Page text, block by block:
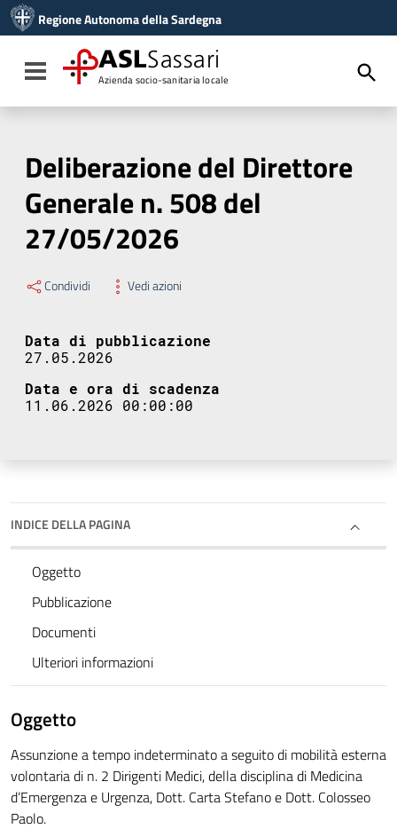
Vai al menu di navigazione
Vai al footer
Regione Autonoma della Sardegna
Toggle navigation
ASLSassari
Azienda socio-sanitaria locale
Deliberazione del Direttore
Generale n. 508 del
27/05/2026
Condividi Vedi azioni
Data di pubblicazione
27.05.2026
Data e ora di scadenza
11.06.2026 00:00:00
INDICE DELLA PAGINA
Oggetto
Pubblicazione
Documenti
Ulteriori informazioni
Oggetto
Assunzione a tempo indeterminato a seguito di mobilità esterna
volontaria di n. 2 Dirigenti Medici, della disciplina di Medicina
d’Emergenza e Urgenza, Dott. Carta Stefano e Dott. Colosseo
Paolo.